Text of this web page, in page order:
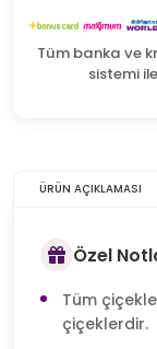
Tüm banka ve
sistemi
ÜRÜN AÇIKLAMASI
Özel
Tüm
çiçeklerdir.